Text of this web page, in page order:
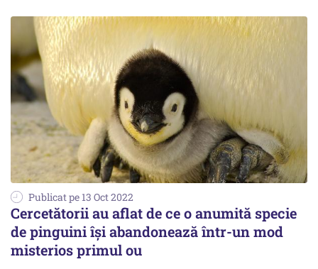
Publicat pe 13 Oct 2022
Cercetătorii au aflat de ce o anumită specie
de pinguini își abandonează într-un mod
misterios primul ou